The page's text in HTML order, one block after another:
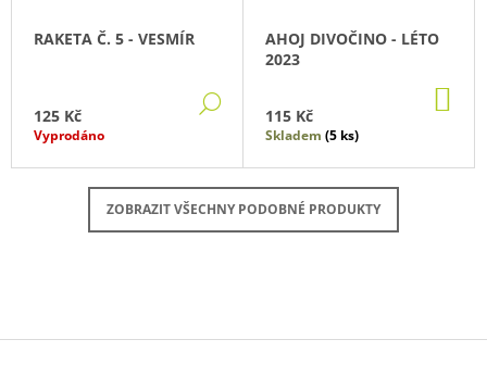
RAKETA Č. 5 - VESMÍR
125 Kč
DETAIL
Vyprodáno
AHOJ DIVOČINO - LÉTO
2023
115 Kč
Skladem (5 ks)
ZOBRAZIT VŠECHNY PODOBNÉ PRODUKTY